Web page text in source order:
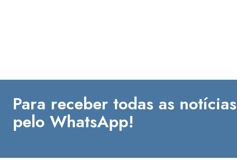
Para receber todas as notícias
pelo WhatsApp!